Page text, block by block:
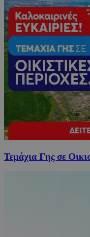
Τεμάχια Γης σε